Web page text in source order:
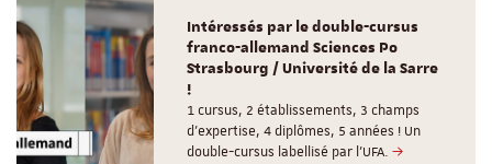
Intéressés par le double-cursus
franco-allemand Sciences Po
Strasbourg / Université de la Sarre
!
1 cursus, 2 établissements, 3 champs
d’expertise, 4 diplômes, 5 années ! Un
double-cursus labellisé par l'UFA.